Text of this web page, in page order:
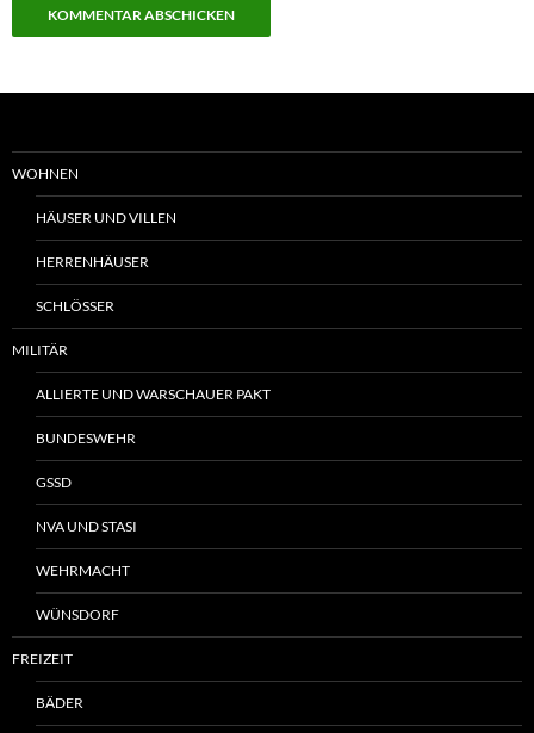
WOHNEN
HÄUSER UND VILLEN
HERRENHÄUSER
SCHLÖSSER
MILITÄR
ALLIERTE UND WARSCHAUER PAKT
BUNDESWEHR
GSSD
NVA UND STASI
WEHRMACHT
WÜNSDORF
FREIZEIT
BÄDER